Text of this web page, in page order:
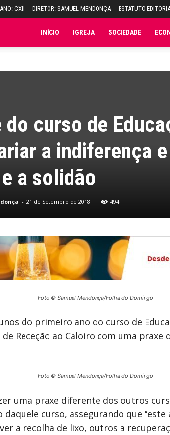
ANO: CXII DIRETOR: SAMUEL MENDONÇA ESTATUTO
INÍCIO IGREJA SOCIEDADE
do curso de
a indiferença
a solidão
- 21 de Setembro de 2018 494
Foto © Samuel Mendonça/Folha do Domingo
do primeiro ano do curso de
de Receção ao Caloiro com uma
Foto © Samuel Mendonça/Folha do Domingo
uma praxe diferente dos outros
curso, assegurando que
a recolha de lixo, outros a